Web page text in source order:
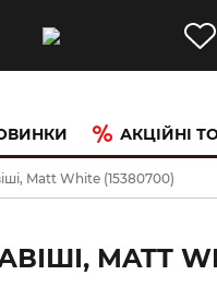
АКЦІЙНІ
Matt White (15380700)
MATT